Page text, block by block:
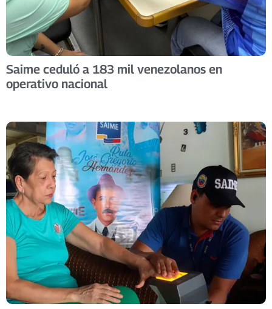
Saime ceduló a 183 mil venezolanos en
operativo nacional